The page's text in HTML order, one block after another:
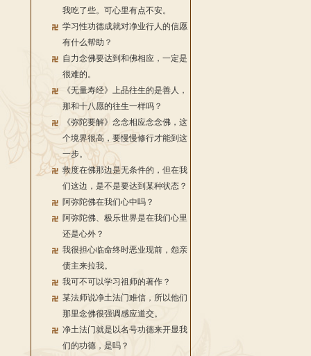
我吃了些。可心里有点不安。
学习性功德成就对净业行人的信愿
有什么帮助？
自力念佛要达到和佛相应，一定是
很难的。
《无量寿经》上品往生的是善人，
那和十八愿的往生一样吗？
《弥陀要解》念念相应念念佛，这
个境界很高，要慢慢修行才能到这
一步。
救度在佛那边是无条件的，但在我
们这边，是不是要达到某种状态？
阿弥陀佛在我们心中吗？
阿弥陀佛、极乐世界是在我们心里
还是心外？
我很担心临命终时恶业现前，怨亲
债主来拉我。
我可不可以学习祖师的著作？
某法师说净土法门难信，所以他们
那里念佛很强调感应道交。
净土法门就是以名号功德来开显我
们的功德，是吗？